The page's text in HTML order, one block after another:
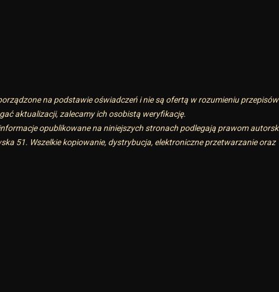
na podstawie oświadczeń i nie są ofertą w rozumieniu
aktualizacji, zalecamy ich osobistą weryfikację.
opublikowane na niniejszych stronach podlegają prawom
51. Wszelkie kopiowanie, dystrybucja, elektroniczne przetwarzanie oraz